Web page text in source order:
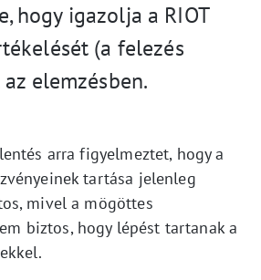
hogy igazolja a RIOT
(a felezés
elemzésben.
arra figyelmeztet, hogy a
tartása jelenleg
mivel a mögöttes
biztos, hogy lépést tartanak a